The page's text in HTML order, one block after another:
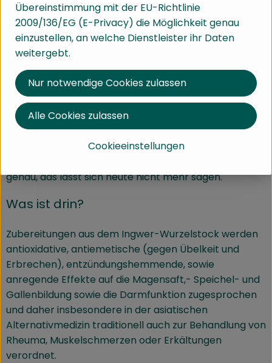
Es heißt, dass Konfuzius, der berühmte Philosoph des
fünften Jahrhunderts vor Christus, mit jeder Mahlzeit
Ingwer zu sich nahm. Zum Glück dürfte dieser nicht
schwanger gewesen sein, denn zu viel Ingwer kann
Wehen auslösen. Deshalb sollte man ihn in der
Schwangerschaft nur niedrig dosiert einnehmen.
Wo kommt´s her?
Der Ingwer stammt ursprünglich aus dem schwülen
genau, das lässt sich heute nicht mehr sagen.
Was ist drin?
Zubereitungen aus dem Ingwer-Wurzelstock werden
antioxidative, antiemetische (gegen Übelkeit und
Erbrechen), entzündungshemmende, sowie
anregende Effekte auf die Magensaft,- Speichel- und
Gallenbildung sowie die Darmfunktion zugesprochen
und daher insbesondere in der asiatischen
Alternativmedizin traditionell auch zur Behandlung von
Rheuma, Muskelschmerzen oder Erkältungen
verordnet.
Übereinstimmung mit der EU-Richtlinie
2009/136/EG (E-Privacy) die Möglichkeit genau
einzustellen, an welche Dienstleister ihr Daten
weitergebt.
Cookieeinstellungen
Nur notwendige Cookies zulassen
Alle Cookies zulassen